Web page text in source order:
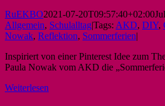
RuEKBO2021-07-20T09:57:40+02:00
Allgemein, Schulalltag|Tags: AKD, DIY,
Nowak, Reflektion, Sommerferien|
Inspiriert von einer Pinterest Idee zum
Paula Nowak vom AKD die
Weiterlesen